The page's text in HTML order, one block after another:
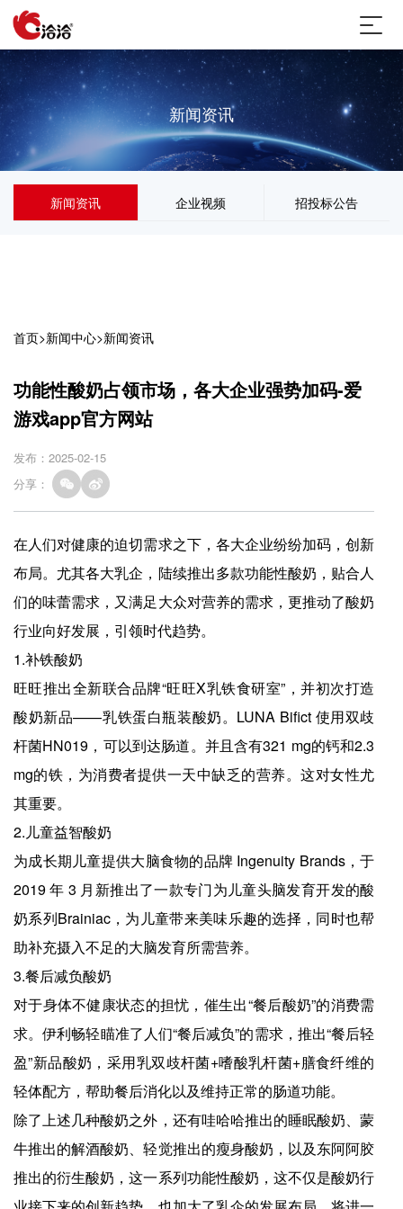
新闻资讯
新闻资讯 企业视频 招投标公告
首页>新闻中心>新闻资讯
功能性酸奶占领市场，各大企业强势加码-爱
游戏app官方网站
发布：2025-02-15
分享：
在人们对健康的迫切需求之下，各大企业纷纷加码，创新
布局。尤其各大乳企，陆续推出多款功能性酸奶，贴合人
们的味蕾需求，又满足大众对营养的需求，更推动了酸奶
行业向好发展，引领时代趋势。
1.补铁酸奶
旺旺推出全新联合品牌“旺旺X乳铁食研室”，并初次打造
酸奶新品——乳铁蛋白瓶装酸奶。LUNA Bifict 使用双歧
杆菌HN019，可以到达肠道。并且含有321 mg的钙和2.3
mg的铁，为消费者提供一天中缺乏的营养。这对女性尤
其重要。
2.儿童益智酸奶
为成长期儿童提供大脑食物的品牌 Ingenuity Brands，于
2019 年 3 月新推出了一款专门为儿童头脑发育开发的酸
奶系列Brainiac，为儿童带来美味乐趣的选择，同时也帮
助补充摄入不足的大脑发育所需营养。
3.餐后减负酸奶
对于身体不健康状态的担忧，催生出“餐后酸奶”的消费需
求。伊利畅轻瞄准了人们“餐后减负”的需求，推出“餐后轻
盈”新品酸奶，采用乳双歧杆菌+嗜酸乳杆菌+膳食纤维的
轻体配方，帮助餐后消化以及维持正常的肠道功能。
除了上述几种酸奶之外，还有哇哈哈推出的睡眠酸奶、蒙
牛推出的解酒酸奶、轻觉推出的瘦身酸奶，以及东阿阿胶
推出的衍生酸奶，这一系列功能性酸奶，这不仅是酸奶行